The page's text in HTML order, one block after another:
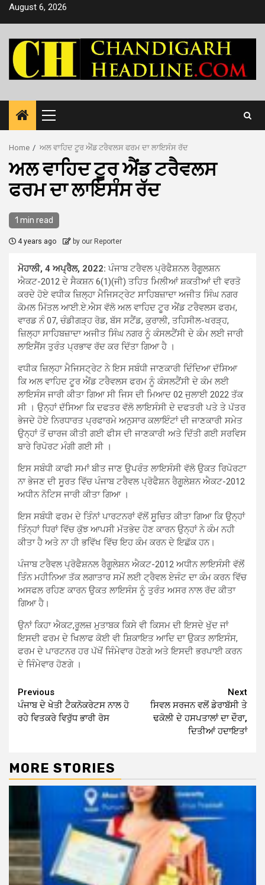
SkipAugust 6, 2026
Primary
Menu
Home ਅਲ ਵਾਹਿਦ ਟੂਰ ਐਂਡ ਟਰੈ​​ਵਲਸ ਫਰਮ ਦਾ ਲਾਇਸੰਸ ਰੱਦ
ਅਲ ਵਾਹਿਦ ਟੂਰ ਐਂਡ ਟਰੈ​​ਵਲਸ
ਫਰਮ ਦਾ ਲਾਇਸੰਸ ਰੱਦ
1 min read
4 years ago by our Reporter
ਮੋਹਾਲੀ, 4 ਅਪ੍ਰੈਲ, 2022: ਪੰਜਾਬ ਟਰੈਵਲ ਪ੍ਰੋਫੈਸ਼ਨਲ ਰੈਗੂਲਸ਼ਨ
ਐਕਟ-2012 ਦੇ ਸੈਕਸ਼ਨ 6(1)(ਜੀ) ਤਹਿਤ ਮਿਲੀਆਂ ਸ਼ਕਤੀਆਂ ਦੀ ਵਰਤੋ
ਕਰਦੇ ਹੋਏ ਵਧੀਕ ਜ਼ਿਲ੍ਹਾ ਮੈਜਿਸਟ੍ਰੇਟ ਸਾਹਿਬਜ਼ਾਦਾ ਅਜੀਤ ਸਿੰਘ ਨਗਰ
ਕੋਮਲ ਮਿੱਤਲ ਆਈ.ਏ.ਐਸ ਵੱਲੋ ਅਲ ਵਾਹਿਦ ਟੂਰ ਐਂਡ ਟਰੈਵਲਸ ਫਰਮ,
ਵਾਰਡ ਨੰ 07, ਚੰਡੀਗੜ੍ਹ ਰੋਡ, ਬੱਸ ਸਟੈਂਡ, ਕੁਰਾਲੀ, ਤਹਿਸੀਲ-ਖਰੜ੍ਹ,
ਜ਼ਿਲ੍ਹਾ ਸਾਹਿਬਜ਼ਾਦਾ ਅਜੀਤ ਸਿੰਘ ਨਗਰ ਨੂੰ ਕੰਸਲਟੈਂਸੀ ਦੇ ਕੰਮ ਲਈ ਜਾਰੀ
ਲਾਇਸੈਂਸ ਤੁਰੰਤ ਪ੍ਰਭਾਵ ਰੱਦ ਕਰ ਦਿੱਤਾ ਗਿਆ ਹੈ ।
ਵਧੀਕ ਜ਼ਿਲ੍ਹਾ ਮੈਜਿਸਟ੍ਰੇਟ ਨੇ ਇਸ ਸਬੰਧੀ ਜਾਣਕਾਰੀ ਦਿੰਦਿਆ ਦੱਸਿਆ
ਕਿ ਅਲ ਵਾਹਿਦ ਟੂਰ ਐਂਡ ਟਰੈਵਲਸ ਫਰਮ ਨੂੰ ਕੰਸਲਟੈਂਸੀ ਦੇ ਕੰਮ ਲਈ
ਲਾਇਸੰਸ ਜਾਰੀ ਕੀਤਾ ਗਿਆ ਸੀ ਜਿਸ ਦੀ ਮਿਆਦ 02 ਜੁਲਾਈ 2022 ਤੱਕ
ਸੀ । ਉਨ੍ਹਾਂ ਦੱਸਿਆ ਕਿ ਦਫਤਰ ਵੱਲੋ ਲਾਇਸੰਸੀ ਦੇ ਦਫਤਰੀ ਪਤੇ ਤੇ ਪੱਤਰ
ਭੇਜਦੇ ਹੋਏ ਨਿਰਧਾਰਤ ਪ੍ਰਫਾਰਮੇ ਅਨੁਸਾਰ ਕਲਾਇੰਟਾਂ ਦੀ ਜਾਣਕਾਰੀ ਸਮੇਤ
ਉਨ੍ਹਾਂ ਤੋਂ ਚਾਰਜ ਕੀਤੀ ਗਈ ਫੀਸ ਦੀ ਜਾਣਕਾਰੀ ਅਤੇ ਦਿੱਤੀ ਗਈ ਸਰਵਿਸ
ਬਾਰੇ ਰਿਪੋਰਟ ਮੰਗੀ ਗਈ ਸੀ ।
ਇਸ ਸਬੰਧੀ ਕਾਫੀ ਸਮਾਂ ਬੀਤ ਜਾਣ ਉਪਰੰਤ ਲਾਇਸੰਸੀ ਵੱਲੋ ਉਕਤ ਰਿਪੋਰਟਾ
ਨਾ ਭੇਜਣ ਦੀ ਸੂਰਤ ਵਿੱਚ ਪੰਜਾਬ ਟਰੈਵਲ ਪ੍ਰੋਫੈਸ਼ਨ ਰੈਗੂਲੇਸ਼ਨ ਐਕਟ-2012
ਅਧੀਨ ਨੋਟਿਸ ਜਾਰੀ ਕੀਤਾ ਗਿਆ ।
ਇਸ ਸਬੰਧੀ ਫਰਮ ਦੇ ਤਿੰਨਾਂ ਪਾਰਟਨਰਾਂ ਵੱਲੋਂ ਸੂਚਿਤ ਕੀਤਾ ਗਿਆ ਕਿ ਉਨ੍ਹਾਂ
ਤਿੰਨ੍ਹਾਂ ਧਿਰਾਂ ਵਿੱਚ ਕੁੱਝ ਆਪਸੀ ਮੱਤਭੇਦ ਹੋਣ ਕਾਰਨ ਉਨ੍ਹਾਂ ਨੇ ਕੰਮ ਨਹੀ
ਕੀਤਾ ਹੈ ਅਤੇ ਨਾ ਹੀ ਭਵਿੱਖ ਵਿੱਚ ਇਹ ਕੰਮ ਕਰਨ ਦੇ ਇਛੱਕ ਹਨ।
ਪੰਜਾਬ ਟਰੈਵਲ ਪ੍ਰੋਫੈਸ਼ਨਲ ਰੈਗੂਲੇਸ਼ਨ ਐਕਟ-2012 ਅਧੀਨ ਲਾਇਸੰਸੀ ਵੱਲੋਂ
ਤਿੰਨ ਮਹੀਨਿਆ ਤੱਕ ਲਗਾਤਾਰ ਸਮੇਂ ਲਈ ਟ੍ਰੈਵਲ ਏਜੰਟ ਦਾ ਕੰਮ ਕਰਨ ਵਿੱਚ
ਅਸਫਲ ਰਹਿਣ ਕਾਰਨ ਉਕਤ ਲਾਇਸੰਸ ਨੂੰ ਤੁਰੰਤ ਅਸਰ ਨਾਲ ਰੱਦ ਕੀਤਾ
ਗਿਆ ਹੈ।
ਉਨਾਂ ਕਿਹਾ ਐਕਟ,ਰੂਲਜ਼ ਮੁਤਾਬਕ ਕਿਸੇ ਵੀ ਕਿਸਮ ਦੀ ਇਸਦੇ ਖੁੱਦ ਜਾਂ
ਇਸਦੀ ਫਰਮ ਦੇ ਖਿਲਾਫ ਕੋਈ ਵੀ ਸ਼ਿਕਾਇਤ ਆਦਿ ਦਾ ਉਕਤ ਲਾਇਸੰਸ,
ਫਰਮ ਦੇ ਪਾਰਟਨਰ ਹਰ ਪੱਖੋਂ ਜਿੰਮੇਵਾਰ ਹੋਣਗੇ ਅਤੇ ਇਸਦੀ ਭਰਪਾਈ ਕਰਨ
ਦੇ ਜਿੰਮੇਵਾਰ ਹੋਣਗੇ ।
Continue
Reading
Previous
ਪੰਜਾਬ ਦੇ ਖੇਤੀ ਟੈਕਨੋਕਰੇਟਸ ਨਾਲ ਹੋ
ਰਹੇ ਵਿਤਕਰੇ ਵਿਰੁੱਧ ਭਾਰੀ ਰੋਸ
Next
ਸਿਵਲ ਸਰਜਨ ਵਲੋਂ ਡੇਰਾਬੱਸੀ ਤੇ
ਢਕੋਲੀ ਦੇ ਹਸਪਤਾਲਾਂ ਦਾ ਦੌਰਾ,
ਦਿਤੀਆਂ ਹਦਾਇਤਾਂ
MORE STORIES